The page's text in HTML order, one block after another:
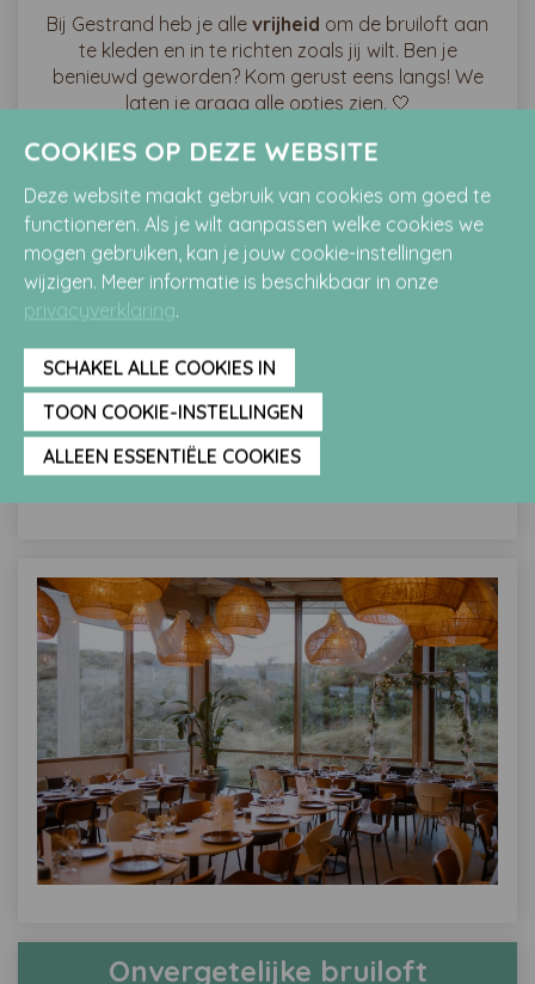
Bij Gestrand heb je alle vrijheid om de bruiloft aan
te kleden en in te richten zoals jij wilt. Ben je
benieuwd geworden? Kom gerust eens langs! We
laten je graag alle opties zien. 🤍
Onvergetelijke bruiloft
COOKIES OP DEZE WEBSITE
Deze website maakt gebruik van cookies om goed te
functioneren. Als je wilt aanpassen welke cookies we
mogen gebruiken, kan je jouw cookie-instellingen
wijzigen. Meer informatie is beschikbaar in onze
privacyverklaring.
SCHAKEL ALLE COOKIES IN
TOON COOKIE-INSTELLINGEN
ALLEEN ESSENTIËLE COOKIES